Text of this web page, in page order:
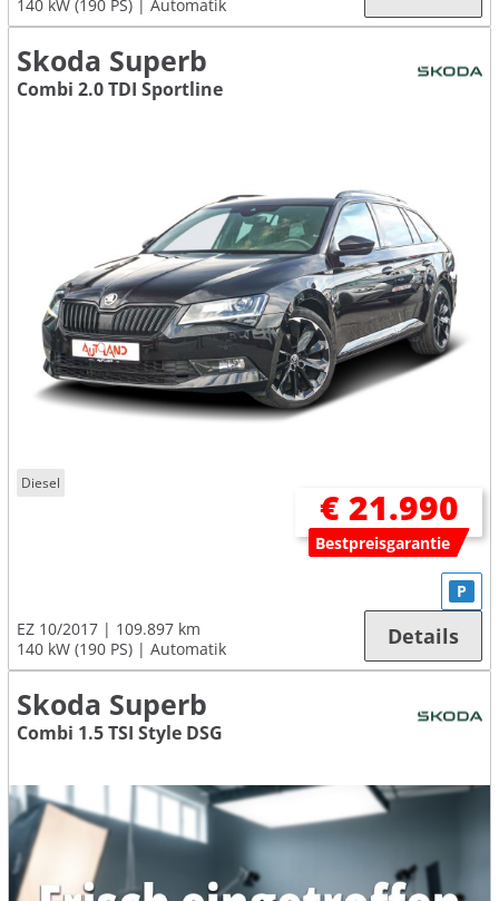
140 kW (190 PS)
Automatik
Skoda Superb
Combi 2.0 TDI Sportline
Diesel
€ 21.990
Bestpreisgarantie
EZ 10/2017
109.897 km
140 kW (190 PS)
Automatik
P
Details
Skoda Superb
Combi 1.5 TSI Style DSG